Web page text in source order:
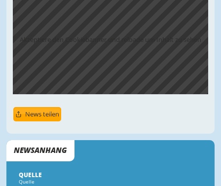
Akzeptiere den Cookiebanner und reloade um Inhalt zu sehen
News teilen
NEWSANHANG
QUELLE
Quelle